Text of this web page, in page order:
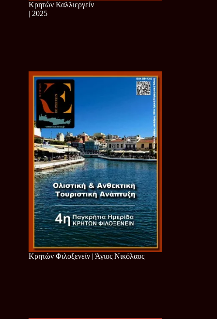
Κρητών Καλλιεργείν
| 2025
Κρητών Φιλοξενείν | Άγιος Νικόλαος